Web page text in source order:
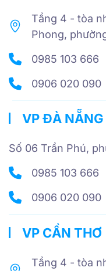
Tầng 4 - tòa
Phong,
0985 103 666
0906 020 090
VP ĐÀ NẴNG
Số 06 Trần Phú,
0985 103 666
0906 020 090
VP CẦN THƠ
Tầng 4 - tòa